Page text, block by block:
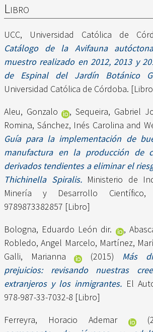
Libro
UCC, Universidad Católica de
Catálogo de la Avifauna
muestro realizado en 2012, 2013 y
de Espinal del Jardín Botánico
Universidad Católica de Córdoba.
Aleu, Gonzalo
,Sequeira, Gabriel
Romina, Sánchez, Inés Carolina and
Guía para la implementación de
manufactura en la producción de
derivados tendientes a eliminar el
Thichinella Spiralis.Ministerio de
Minería y Desarrollo Científico,
9789873382857 [Libro]
Bologna, Eduardo León dir.
,
Robledo, Angel Marcelo, Martínez,
Galli, Marianna
(2015) Más
prejuicios: revisando nuestras
extranjeros y los inmigrantes. El
978-987-33-7032-8 [Libro]
Ferreyra, Horacio Ademar